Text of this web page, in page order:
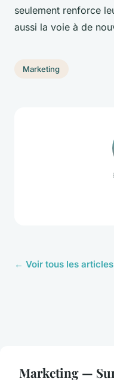
seulement renforce
aussi la voie à de
Marketing
← Voir tous les
Marketing —